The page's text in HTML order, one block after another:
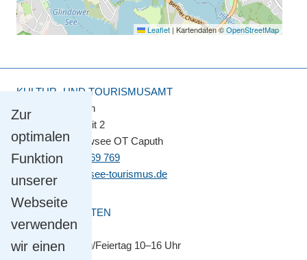
Zur
optimalen
Funktion
unserer
Webseite
verwenden
wir einen
Leaflet| Kartendaten ©OpenStreetMap
KULTUR- UND TOURISMUSAMT
Touristinformation
Straße der Einheit 2
14548 Schwielowsee OT Caputh
Tel. +49 33209 769 769
info@schwielowsee-tourismus.de
ÖFFNUNGSZEITEN
April bis Oktober
Montag–Sonntag/Feiertag 10–16 Uhr